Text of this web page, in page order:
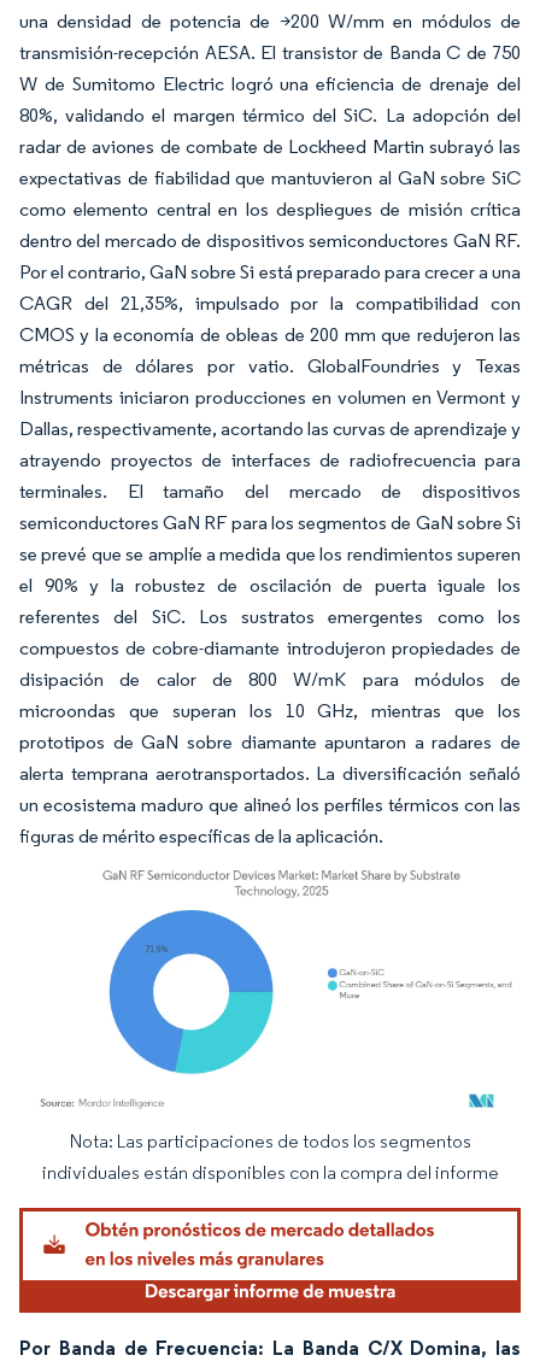
una densidad de potencia de >200 W/mm en módulos de
transmisión-recepción AESA. El transistor de Banda C de 750
W de Sumitomo Electric logró una eficiencia de drenaje del
80%, validando el margen térmico del SiC. La adopción del
radar de aviones de combate de Lockheed Martin subrayó las
expectativas de fiabilidad que mantuvieron al GaN sobre SiC
como elemento central en los despliegues de misión crítica
dentro del mercado de dispositivos semiconductores GaN RF.
Por el contrario, GaN sobre Si está preparado para crecer a una
CAGR del 21,35%, impulsado por la compatibilidad con
CMOS y la economía de obleas de 200 mm que redujeron las
métricas de dólares por vatio. GlobalFoundries y Texas
Instruments iniciaron producciones en volumen en Vermont y
Dallas, respectivamente, acortando las curvas de aprendizaje y
atrayendo proyectos de interfaces de radiofrecuencia para
terminales. El tamaño del mercado de dispositivos
semiconductores GaN RF para los segmentos de GaN sobre Si
se prevé que se amplíe a medida que los rendimientos superen
el 90% y la robustez de oscilación de puerta iguale los
referentes del SiC. Los sustratos emergentes como los
compuestos de cobre-diamante introdujeron propiedades de
disipación de calor de 800 W/mK para módulos de
microondas que superan los 10 GHz, mientras que los
prototipos de GaN sobre diamante apuntaron a radares de
alerta temprana aerotransportados. La diversificación señaló
un ecosistema maduro que alineó los perfiles térmicos con las
figuras de mérito específicas de la aplicación.
Imagen © Mordor Intelligence. El uso requiere atribución según CC BY 4.0.
Nota: Las participaciones de todos los segmentos
individuales están disponibles con la compra del informe
Por Banda de Frecuencia: La Banda C/X Domina, las